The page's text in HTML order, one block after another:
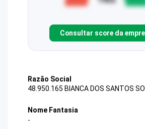
Consultar score da
Razão Social
48.950.165 BIANCA DOS SANTOS
Nome Fantasia
-